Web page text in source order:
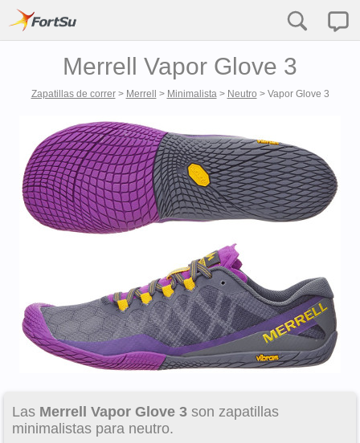
Merrell Vapor Glove 3
Zapatillas de correr> Merrell > Minimalista> Neutro > Vapor Glove 3
Las Merrell Vapor Glove 3 son zapatillas
minimalistas para neutro.